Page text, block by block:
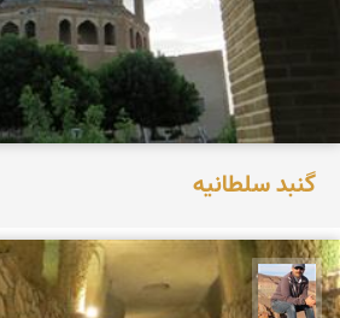
گنبد سلطانیه
جمال زعیمی یزدی